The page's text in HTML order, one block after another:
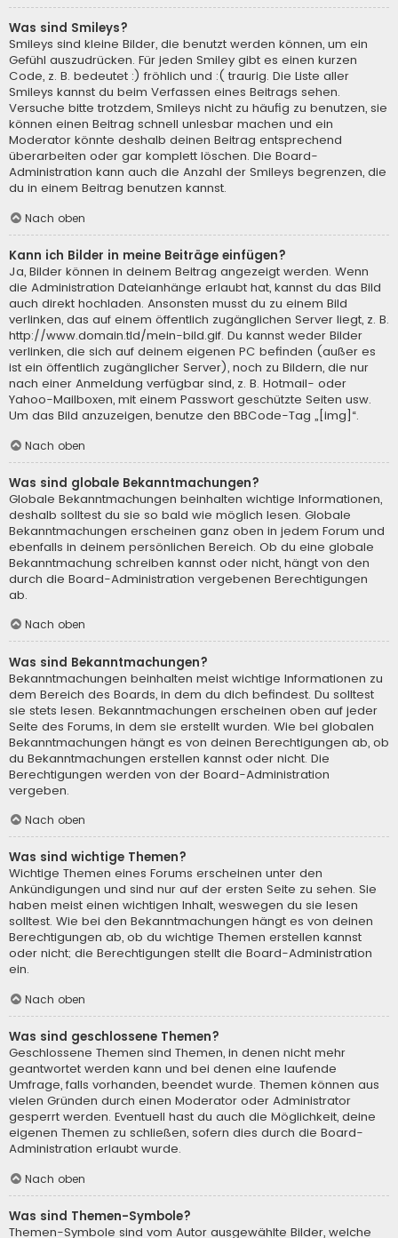
Was sind Smileys?
Smileys sind kleine Bilder, die benutzt werden können, um ein
Gefühl auszudrücken. Für jeden Smiley gibt es einen kurzen
Code, z. B. bedeutet :) fröhlich und :( traurig. Die Liste aller
Smileys kannst du beim Verfassen eines Beitrags sehen.
Versuche bitte trotzdem, Smileys nicht zu häufig zu benutzen, sie
können einen Beitrag schnell unlesbar machen und ein
Moderator könnte deshalb deinen Beitrag entsprechend
überarbeiten oder gar komplett löschen. Die Board-
Administration kann auch die Anzahl der Smileys begrenzen, die
du in einem Beitrag benutzen kannst.
Nach oben
Kann ich Bilder in meine Beiträge einfügen?
Ja, Bilder können in deinem Beitrag angezeigt werden. Wenn
die Administration Dateianhänge erlaubt hat, kannst du das Bild
auch direkt hochladen. Ansonsten musst du zu einem Bild
verlinken, das auf einem öffentlich zugänglichen Server liegt, z. B.
http://www.domain.tld/mein-bild.gif. Du kannst weder Bilder
verlinken, die sich auf deinem eigenen PC befinden (außer es
ist ein öffentlich zugänglicher Server), noch zu Bildern, die nur
nach einer Anmeldung verfügbar sind, z. B. Hotmail- oder
Yahoo-Mailboxen, mit einem Passwort geschützte Seiten usw.
Um das Bild anzuzeigen, benutze den BBCode-Tag „[img]“.
Nach oben
Was sind globale Bekanntmachungen?
Globale Bekanntmachungen beinhalten wichtige Informationen,
deshalb solltest du sie so bald wie möglich lesen. Globale
Bekanntmachungen erscheinen ganz oben in jedem Forum und
ebenfalls in deinem persönlichen Bereich. Ob du eine globale
Bekanntmachung schreiben kannst oder nicht, hängt von den
durch die Board-Administration vergebenen Berechtigungen
ab.
Nach oben
Was sind Bekanntmachungen?
Bekanntmachungen beinhalten meist wichtige Informationen zu
dem Bereich des Boards, in dem du dich befindest. Du solltest
sie stets lesen. Bekanntmachungen erscheinen oben auf jeder
Seite des Forums, in dem sie erstellt wurden. Wie bei globalen
Bekanntmachungen hängt es von deinen Berechtigungen ab, ob
du Bekanntmachungen erstellen kannst oder nicht. Die
Berechtigungen werden von der Board-Administration
vergeben.
Nach oben
Was sind wichtige Themen?
Wichtige Themen eines Forums erscheinen unter den
Ankündigungen und sind nur auf der ersten Seite zu sehen. Sie
haben meist einen wichtigen Inhalt, weswegen du sie lesen
solltest. Wie bei den Bekanntmachungen hängt es von deinen
Berechtigungen ab, ob du wichtige Themen erstellen kannst
oder nicht; die Berechtigungen stellt die Board-Administration
ein.
Nach oben
Was sind geschlossene Themen?
Geschlossene Themen sind Themen, in denen nicht mehr
geantwortet werden kann und bei denen eine laufende
Umfrage, falls vorhanden, beendet wurde. Themen können aus
vielen Gründen durch einen Moderator oder Administrator
gesperrt werden. Eventuell hast du auch die Möglichkeit, deine
eigenen Themen zu schließen, sofern dies durch die Board-
Administration erlaubt wurde.
Nach oben
Was sind Themen-Symbole?
Themen-Symbole sind vom Autor ausgewählte Bilder, welche